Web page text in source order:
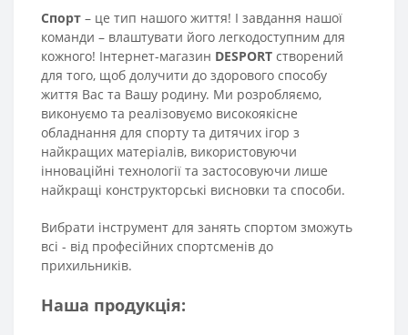
Спорт – це тип нашого життя! І завдання нашої
команди – влаштувати його легкодоступним для
кожного! Інтернет-магазин DESPORT створений
для того, щоб долучити до здорового способу
життя Вас та Вашу родину. Ми розробляємо,
виконуємо та реалізовуємо високоякісне
обладнання для спорту та дитячих ігор з
найкращих матеріалів, використовуючи
інноваційні технології та застосовуючи лише
найкращі конструкторські висновки та способи.
Вибрати інструмент для занять спортом зможуть
всі - від професійних спортсменів до
прихильників.
Наша продукція: